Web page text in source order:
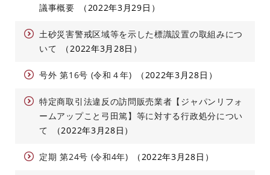
議事概要
2022年3月29日
土砂災害警戒区域等を示した標識設置の取組みにつ
いて
2022年3月28日
号外 第16号 (令和４年) 2022年3月28日
特定商取引法違反の訪問販売業者【ジャパンリフォ
ームアップこと弓田篤】等に対する行政処分につい
て
2022年3月28日
定期 第24号 (令和4年) 2022年3月28日